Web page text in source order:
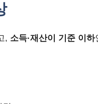
, 소득·재산이 기준 이하